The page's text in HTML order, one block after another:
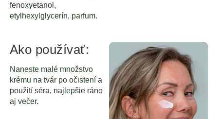
fenoxyetanol,
etylhexylglycerín, parfum.
Ako používať:
Naneste malé množstvo
krému na tvár po očistení a
použití séra, najlepšie ráno
aj večer.